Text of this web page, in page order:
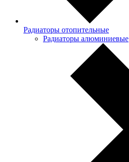
Радиаторы отопительные
Радиаторы алюминиевые